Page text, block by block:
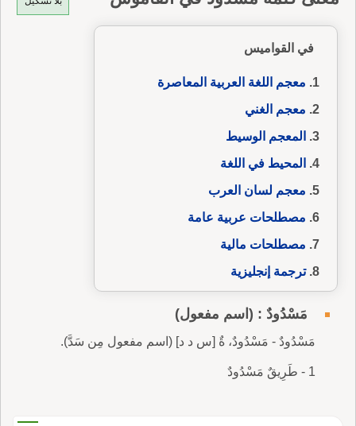
في القواميس
معجم اللغة العربية المعاصرة
معجم الغني
المعجم الوسيط
المحيط في اللغة
معجم لسان العرب
مصطلحات عربية عامة
مصطلحات مالية
ترجمة إنجليزية
مَسْدُودٌ : (اسم مفعول)
مَسْدُودٌ - مَسْدُودٌ، ةٌ [س د د] (اسم مفعول مِن سَدَّ).
1 - طَرِيقٌ مَسْدُودٌ